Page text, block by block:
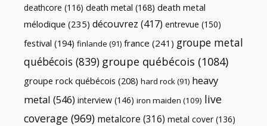
deathcore (116) death metal (168) death metal
mélodique (235) découvrez (417) entrevue (150)
festival (194) finlande (91) france (241) groupe metal
québécois (839) groupe québécois (1084)
groupe rock québécois (208) hard rock (91) heavy
metal (546) interview (146) iron maiden (109) live
coverage (969) metalcore (316) metal cover (136)